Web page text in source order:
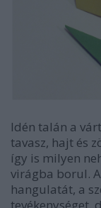
Idén talán a
tavasz, hajt és
így is milyen
virágba borul.
hangulatát, a